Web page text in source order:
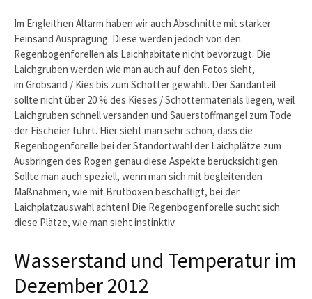
Im Engleithen Altarm haben wir auch Abschnitte mit starker
Feinsand Ausprägung. Diese werden jedoch von den
Regenbogenforellen als Laichhabitate nicht bevorzugt. Die
Laichgruben werden wie man auch auf den Fotos sieht,
im Grobsand / Kies bis zum Schotter gewählt. Der Sandanteil
sollte nicht über 20 % des Kieses / Schottermaterials liegen, weil
Laichgruben schnell versanden und Sauerstoffmangel zum Tode
der Fischeier führt. Hier sieht man sehr schön, dass die
Regenbogenforelle bei der Standortwahl der Laichplätze zum
Ausbringen des Rogen genau diese Aspekte berücksichtigen.
Sollte man auch speziell, wenn man sich mit begleitenden
Maßnahmen, wie mit Brutboxen beschäftigt, bei der
Laichplatzauswahl achten! Die Regenbogenforelle sucht sich
diese Plätze, wie man sieht instinktiv.
Wasserstand und Temperatur im
Dezember 2012